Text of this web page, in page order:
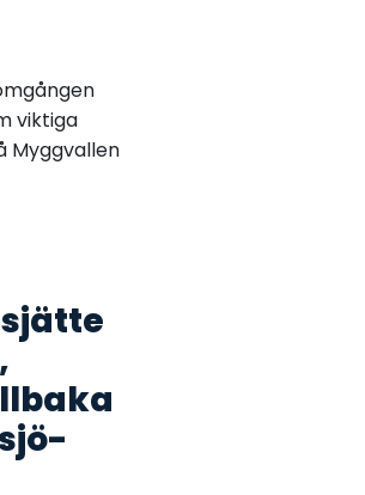
viktiga
Myggvallen